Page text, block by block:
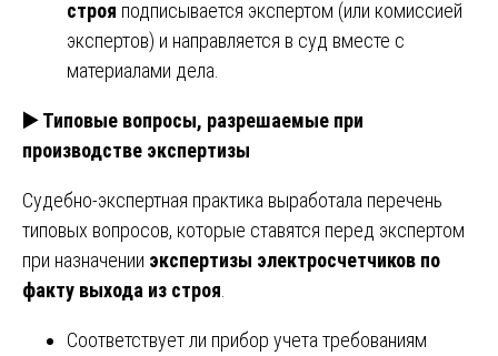
строя подписывается экспертом (или комиссией
экспертов) и направляется в суд вместе с
материалами дела.
▶️Типовые вопросы, разрешаемые при
производстве экспертизы
Судебно-экспертная практика выработала перечень
типовых вопросов, которые ставятся перед экспертом
при назначении экспертизы электросчетчиков по
факту выхода из строя
Соответствует ли прибор учета требованиям